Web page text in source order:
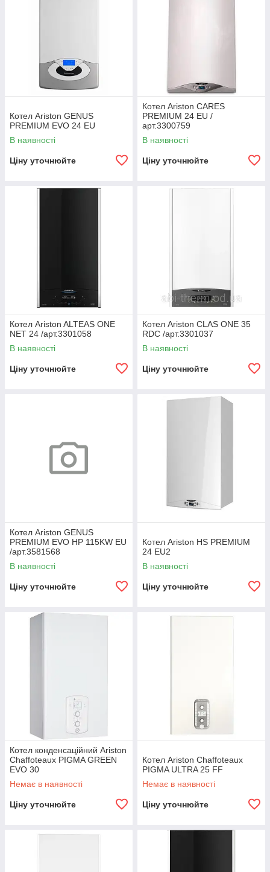
Котел Ariston GENUS
PREMIUM EVO 24 EU
В наявності
Ціну уточнюйте
Котел Ariston CARES
PREMIUM 24 EU /
арт.3300759
В наявності
Ціну уточнюйте
Котел Ariston ALTEAS ONE
NET 24 /арт.3301058
В наявності
Ціну уточнюйте
Котел Ariston CLAS ONE 35
RDC /арт.3301037
В наявності
Ціну уточнюйте
Котел Ariston GENUS
PREMIUM EVO HP 115KW EU
/арт.3581568
В наявності
Ціну уточнюйте
Котел Ariston HS PREMIUM
24 EU2
В наявності
Ціну уточнюйте
Котел конденсаційний Ariston
Chaffoteaux PIGMA GREEN
EVO 30
Немає в наявності
Ціну уточнюйте
Котел Ariston Chaffoteaux
PIGMA ULTRA 25 FF
Немає в наявності
Ціну уточнюйте